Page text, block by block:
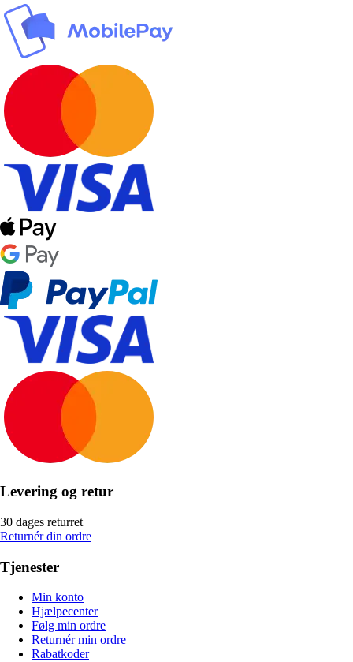
Levering og retur
30 dages returret
Returnér din ordre
Tjenester
Min konto
Hjælpecenter
Følg min ordre
Returnér min ordre
Rabatkoder